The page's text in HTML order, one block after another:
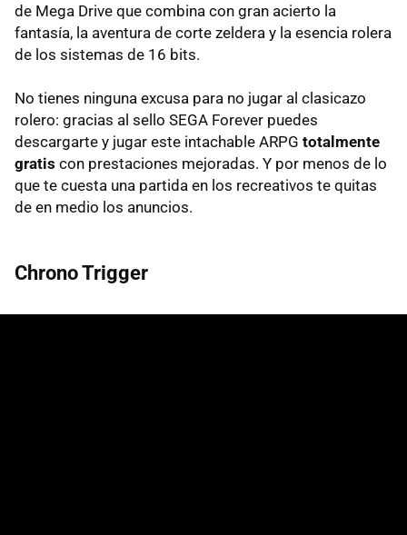
de Mega Drive que combina con gran acierto la
fantasía, la aventura de corte zeldera y la esencia rolera
de los sistemas de 16 bits.
No tienes ninguna excusa para no jugar al clasicazo
rolero: gracias al sello SEGA Forever puedes
descargarte y jugar este intachable ARPG totalmente
gratis con prestaciones mejoradas. Y por menos de lo
que te cuesta una partida en los recreativos te quitas
de en medio los anuncios.
Chrono Trigger